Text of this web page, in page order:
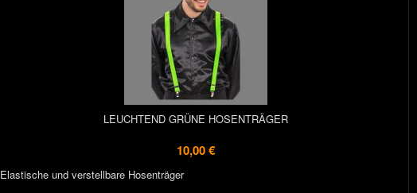
LEUCHTEND GRÜNE HOSENTRÄGER
10,00 €
Elastische und verstellbare Hosenträger